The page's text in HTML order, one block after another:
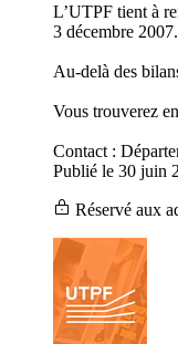
L’UTPF tient à
3 décembre
Au-delà des
Vous trouverez
Contact :
Publié le 30 juin
Réservé aux